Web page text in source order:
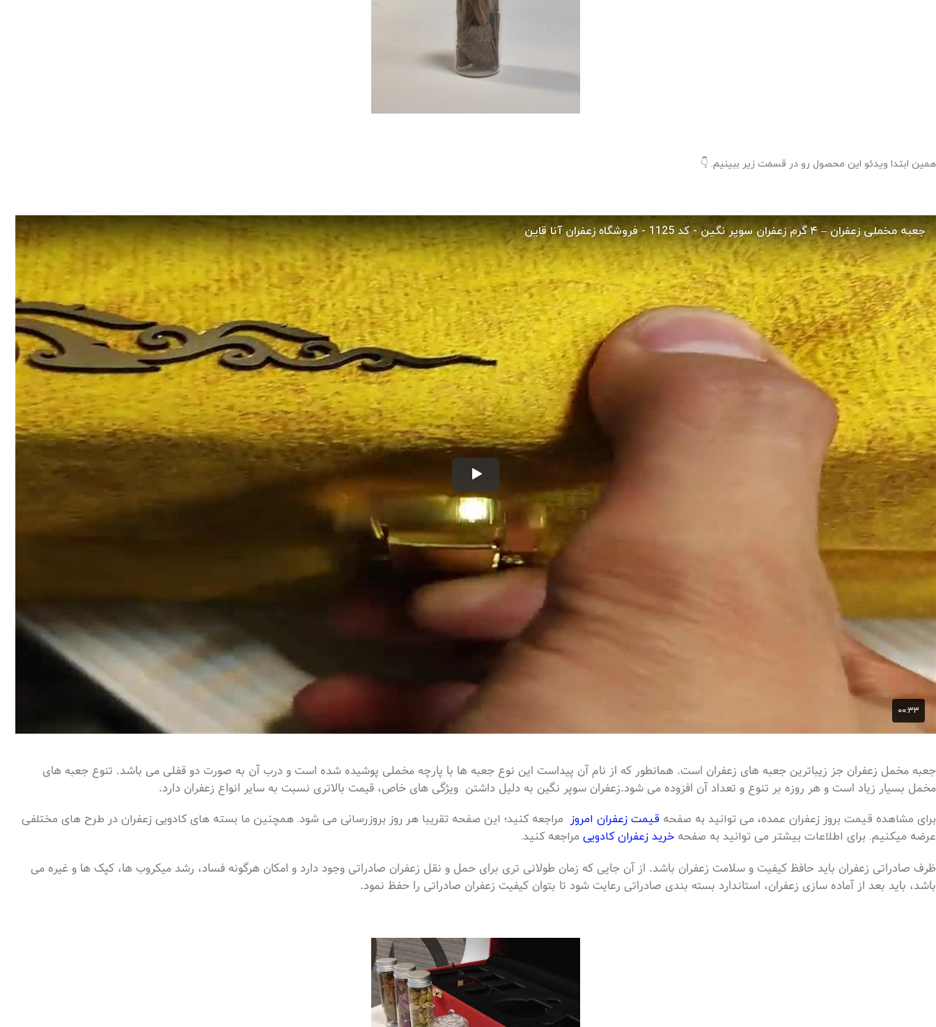
همین ابتدا ویدئو این محصول رو در قسمت زیر ببینیم. 👇
جعبه مخمل زعفران جز زیباترین جعبه های زعفران است. همانطور که از نام آن پیداست این نوع جعبه ها با پارچه مخملی پوشیده شده است و درب آن به صورت دو قفلی می باشد. تنوع جعبه های
مخمل بسیار زیاد است و هر روزه بر تنوع و تعداد آن افزوده می شود.زعفران سوپر نگین به دلیل داشتن ویژگی های خاص، قیمت بالاتری نسبت به سایر انواع زعفران دارد.
برای مشاهده قیمت بروز زعفران عمده، می توانید به صفحه قیمت زعفران امروز
مراجعه کنید؛ این صفحه تقریبا هر روز بروزرسانی می شود. همچنین ما بسته های کادویی زعفران در طرح های مختلفی
عرضه میکنیم. برای اطلاعات بیشتر می توانید به صفحه خرید زعفران کادویی مراجعه کنید.
ظرف صادراتی زعفران باید حافظ کیفیت و سلامت زعفران باشد. از آن جایی که زمان طولانی تری برای حمل و نقل زعفران صادراتی وجود دارد و امکان هرگونه فساد، رشد میکروب ها، کپک ها و غیره می
باشد، باید بعد از آماده سازی زعفران، استاندارد بسته بندی صادراتی رعایت شود تا بتوان کیفیت زعفران صادراتی را حفظ نمود.